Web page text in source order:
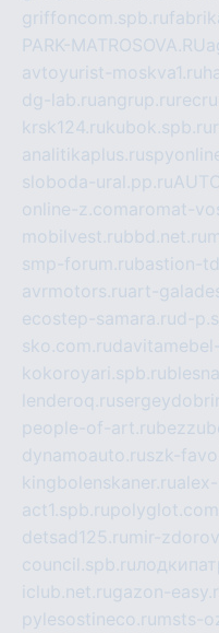
griffoncom.spb.ru
PARK-MATROSOVA.RU
avtoyurist-moskva1.ru
dg-lab.ruangrup.ru
krsk124.rukubok.spb.ru
analitikaplus.ru
sloboda-ural.pp.ru
online-z.comaromat-
mobilvest.rubbd.net.ru
smp-forum.rubastion-
avrmotors.ruart-
ecostep-samara.rud-
sko.com.ru
kokoroyari.spb.ru
lenderoq.ru
people-of-art.ru
dynamoauto.ruszk-
kingbolenskaner.ru
act1.spb.ru
detsad125.ru mir-
council.spb.ru
iclub.net.rugazon-
pylesostineco.ru msts-